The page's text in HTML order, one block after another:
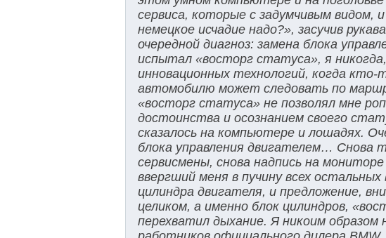
сервиса, которые с задумчивым видом,
немецкое исчадие надо?», засучив
очередной диагноз: замена блока
испытал «восторг статуса», я
инновационных технологий, когда
автомобилю может следовать по
«восторг статуса» не позволял мне
достоинства и осознанием своего
сказалось на компьютере и лошадях.
блока управления двигателем… Снова
сервисмены, снова надпись на
ввергший меня в пучину всех
цилиндра двигателя, и предложение,
целиком, а именно блок цилиндров,
перехватил дыхание. Я никоим образом